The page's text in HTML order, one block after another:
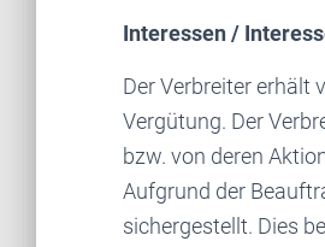
Interessen /
Der Verbreiter erhält
Vergütung. Der
bzw. von deren
Aufgrund der
sichergestellt. Dies